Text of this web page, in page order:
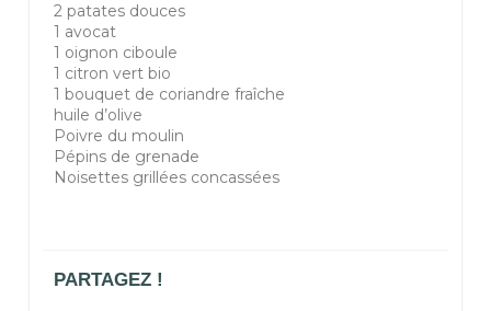
2 patates douces
1 avocat
1 oignon ciboule
1 citron vert bio
1 bouquet de coriandre fraîche
huile d’olive
Poivre du moulin
Pépins de grenade
Noisettes grillées concassées
PARTAGEZ !